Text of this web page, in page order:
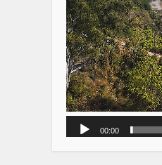
00:00